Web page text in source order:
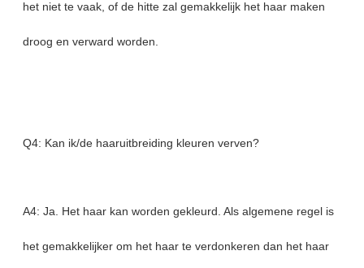
het niet te vaak, of de hitte zal gemakkelijk het haar maken
droog en verward worden.
Q4: Kan ik/de haaruitbreiding kleuren verven?
A4: Ja. Het haar kan worden gekleurd. Als algemene regel is
het gemakkelijker om het haar te verdonkeren dan het haar